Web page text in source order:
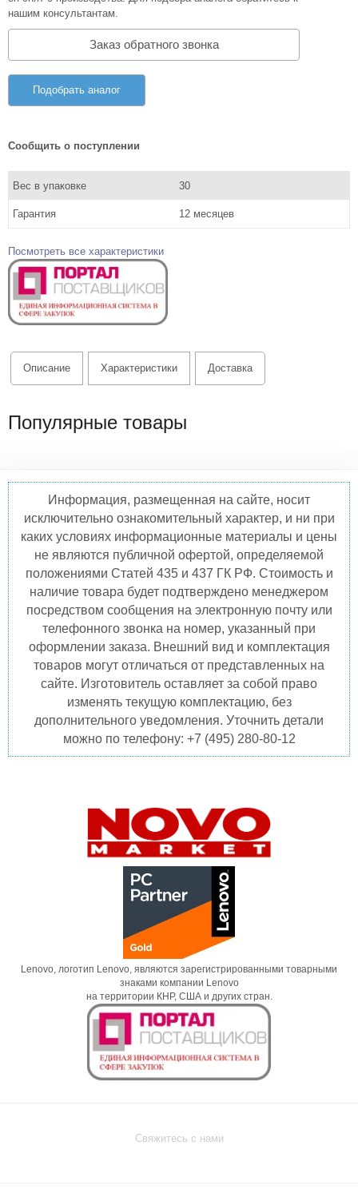
нашим консультантам.
Заказ обратного звонка
Подобрать аналог
Сообщить о поступлении
Вес в упаковке 30
Гарантия 12 месяцев
Посмотреть все характеристики
Описание Характеристики Доставка
Популярные товары
Информация, размещенная на сайте, носит
исключительно ознакомительный характер, и ни при
каких условиях информационные материалы и цены
не являются публичной офертой, определяемой
положениями Статей 435 и 437 ГК РФ. Стоимость и
наличие товара будет подтверждено менеджером
посредством сообщения на электронную почту или
телефонного звонка на номер, указанный при
оформлении заказа. Внешний вид и комплектация
товаров могут отличаться от представленных на
сайте. Изготовитель оставляет за собой право
изменять текущую комплектацию, без
дополнительного уведомления. Уточнить детали
можно по телефону: +7 (495) 280-80-12
Lenovo, логотип Lenovo, являются зарегистрированными товарными
знаками компании Lenovo
на территории КНР, США и других стран.
Свяжитесь с нами